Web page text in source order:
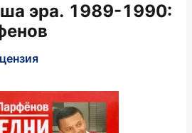
эра. 1989-1990: